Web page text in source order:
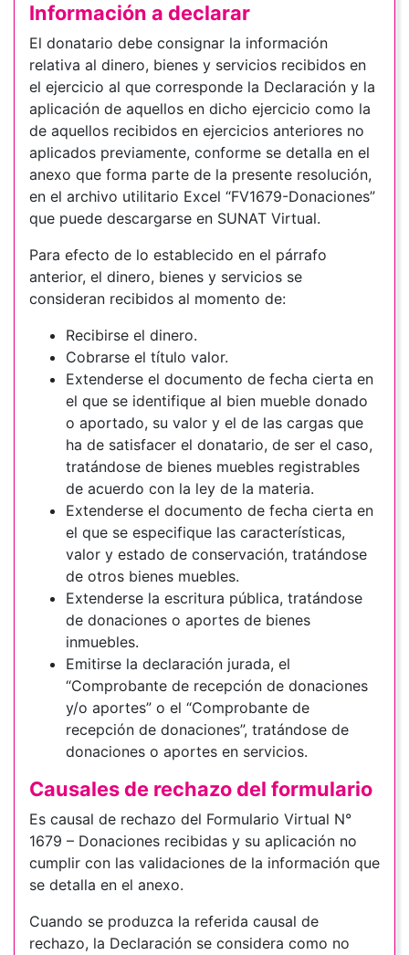
Información a declarar
El donatario debe consignar la información
relativa al dinero, bienes y servicios recibidos en
el ejercicio al que corresponde la Declaración y la
aplicación de aquellos en dicho ejercicio como la
de aquellos recibidos en ejercicios anteriores no
aplicados previamente, conforme se detalla en el
anexo que forma parte de la presente resolución,
en el archivo utilitario Excel “FV1679-Donaciones”
que puede descargarse en SUNAT Virtual.
Para efecto de lo establecido en el párrafo
anterior, el dinero, bienes y servicios se
consideran recibidos al momento de:
Recibirse el dinero.
Cobrarse el título valor.
Extenderse el documento de fecha cierta en
el que se identifique al bien mueble donado
o aportado, su valor y el de las cargas que
ha de satisfacer el donatario, de ser el caso,
tratándose de bienes muebles registrables
de acuerdo con la ley de la materia.
Extenderse el documento de fecha cierta en
el que se especifique las características,
valor y estado de conservación, tratándose
de otros bienes muebles.
Extenderse la escritura pública, tratándose
de donaciones o aportes de bienes
inmuebles.
Emitirse la declaración jurada, el
“Comprobante de recepción de donaciones
y/o aportes” o el “Comprobante de
recepción de donaciones”, tratándose de
donaciones o aportes en servicios.
Causales de rechazo del formulario
Es causal de rechazo del Formulario Virtual N°
1679 – Donaciones recibidas y su aplicación no
cumplir con las validaciones de la información que
se detalla en el anexo.
Cuando se produzca la referida causal de
rechazo, la Declaración se considera como no